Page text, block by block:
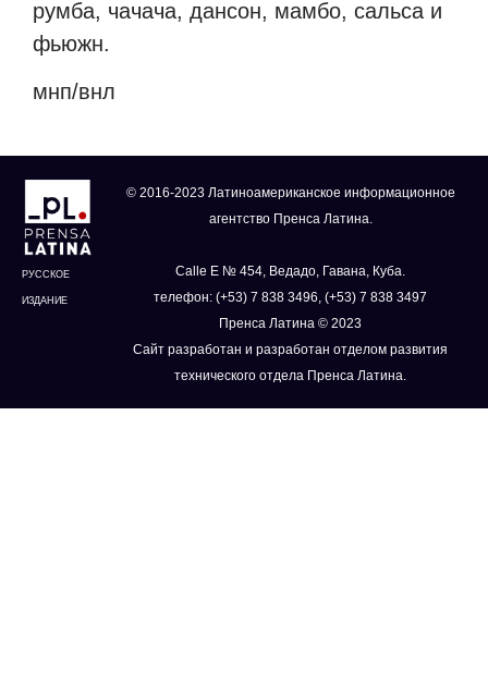
румба, чачача, дансон, мамбо, сальса и
фьюжн.
мнп/внл
РУССКОЕ
ИЗДАНИЕ
© 2016-2023 Латиноамериканское информационное
агентство Пренса Латина.
Calle E № 454, Ведадо, Гавана, Куба.
телефон: (+53) 7 838 3496, (+53) 7 838 3497
Пренса Латина © 2023
Сайт разработан и разработан отделом развития
технического отдела Пренса Латина.